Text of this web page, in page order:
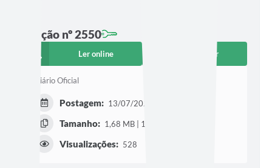
Edição nº 2550
Ler online Baixar
Diário Oficial
Postagem: 13/07/2026 às 18h31
Tamanho: 1,68 MB | 159 páginas
Visualizações: 528